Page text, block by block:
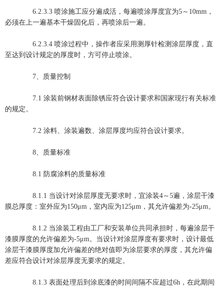
6.2.3.3 喷涂施工应分遍成活，每遍喷涂厚度宜为5～10mm，
必须在上一遍基本干燥固化后，再喷涂后一遍。
6.2.3.4 喷涂过程中，操作者应采用测厚针检测涂层厚度，直
至达到设计规定的厚度时，方可停止喷涂。
7、质量控制
7.1 涂装前钢材表面除锈应符合设计要求和国家现行有关标准
的规定。
7.2 涂料、涂装遍数、涂层厚度均应符合设计要求。
8、质量标准
8.1 防腐涂料的质量标准
8.1.1 当设计对涂层厚度无要求时，宜涂装4～5遍，涂层干漆
膜总厚度：室外应为150μm，室内应为125μm，其允许偏差为-25μm。
8.1.2 当涂装工程由工厂和安装单位共同承担时，每遍涂层干
漆膜厚度的允许偏差为-5μm。当设计对涂层厚度有要求时，设计最低
涂层干漆膜厚度加允许偏差的绝对值即为涂层要求的厚度，其允许偏
差应符合设计对涂层厚度无要求的规定。
8.1.3 表面处理后到涂底漆的时间间隔不应超过6h，在此期间